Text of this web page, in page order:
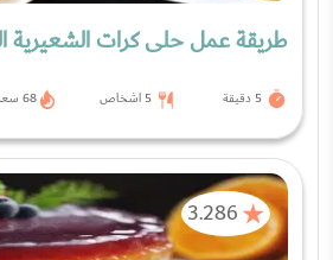
طريقة عمل حلى كرات الشعيرية
5 دقيقة 5 اشخاص 68 سعرة حرارية
3.286